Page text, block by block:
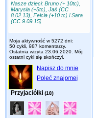
Nasze dzieci: Bruno (+ 10tc),
Marysia (+5tc), Jaś (CC
8.02.13), Felcia (+10 tc) i Sara
(CC 9.09.15)
Moja aktywność w 5272 dni:
50 cykli, 987 komentarzy.
Ostatnia wizyta 23.06.2020 . Mój
ostatni cykl się skończył.
Napisz do mnie
Poleć znajomej
Przyjaciółki (18)